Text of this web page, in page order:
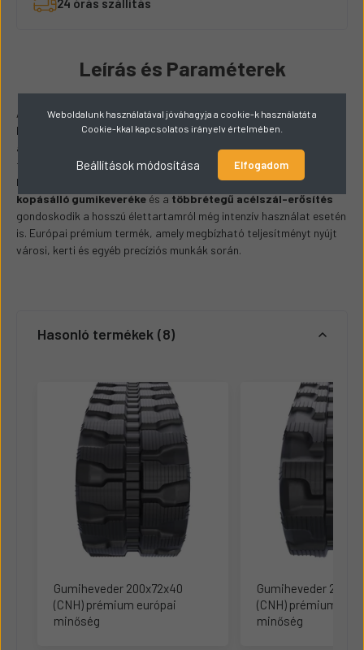
Leírás és Paraméterek
A 150x72x33méretűSampierana (CNH) gumihevederideális
kisebb KUBOTA munkagépekhez, mint például minikotrók,
árokásók. A
kiválóan alkalmas szűk
területeken való munkavégzésre, a72 mm láncosztásés
láncszem
pedig biztos tapadást és sima futást nyújt. A heveder
kopásálló gumikeverékeés atöbbrétegű acélszál-erősítés
gondoskodik a hosszú élettartamról még intenzív használat esetén
is. Európai prémium termék, amely megbízható teljesítményt nyújt
városi, kerti és egyéb precíziós munkák során.
Hasonló termékek 8
Gumiheveder 200x72x40
(CNH) prémium európai
minőség
Gumiheveder
(CNH) prémium
minőség
Weboldalunk használatával jóváhagyja a cookie-k használatát a
Cookie-kkal kapcsolatos irányelv értelmében.
Beállítások módosítása Elfogadom